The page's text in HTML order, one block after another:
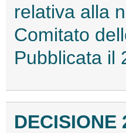
relativa alla
Comitato
Pubblicata il